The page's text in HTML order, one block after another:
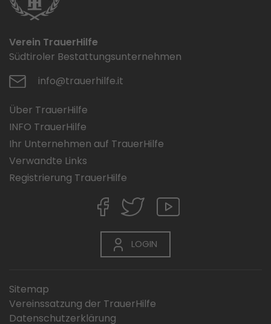
Verein TrauerHilfe
Südtiroler Bestattungsunternehmen
info@trauerhilfe.it
Über TrauerHilfe
INFO TrauerHilfe
Ihr Unternehmen auf TrauerHilfe
Verwandte Links
Registrierung TrauerHilfe
LOGIN
Sitemap
Vereinssatzung der TrauerHilfe
Datenschutzerklärung